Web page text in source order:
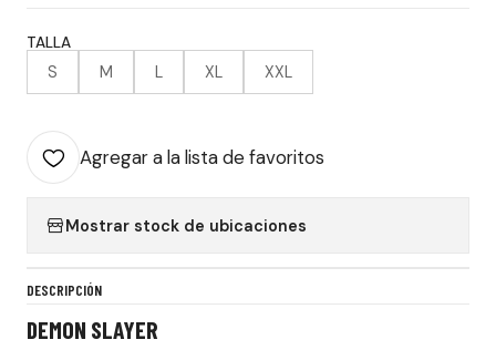
TALLA
S M L XL XXL
Agregar a la lista de favoritos
Mostrar stock de ubicaciones
DESCRIPCIÓN
DEMON SLAYER